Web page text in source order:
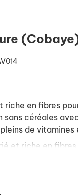
riche en fibres
sans céréales
de vitamines
et riche en fibres
et de